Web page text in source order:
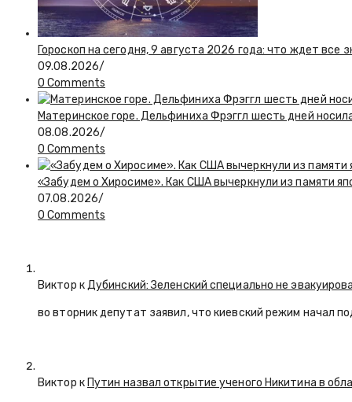
Гороскоп на сегодня, 9 августа 2026 года: что ждет все
09.08.2026/
0 Comments
Материнское горе. Дельфиниха Фрэггл шесть дней
08.08.2026/
0 Comments
«Забудем о Хиросиме». Как США вычеркнули из памяти
07.08.2026/
0 Comments
Виктор кДубинский: Зеленский специально не
во вторник депутат заявил, что киевский режим начал
Виктор к Путин назвал открытие ученого Никитина в